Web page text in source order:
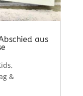
aus
,
&